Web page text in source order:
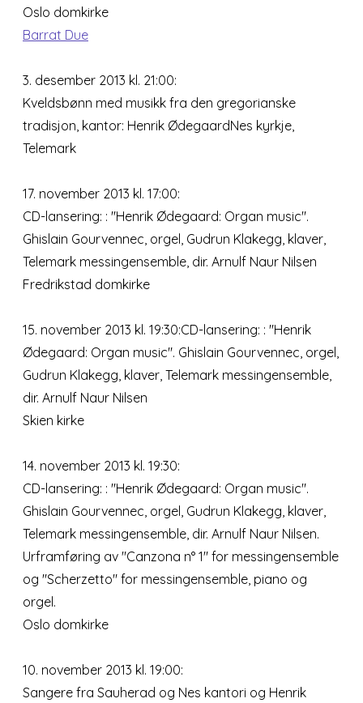
Oslo domkirke
Barrat Due
3. desember 2013 kl. 21:00:
Kveldsbønn med musikk fra den gregorianske
tradisjon, kantor: Henrik ØdegaardNes kyrkje,
Telemark
17. november 2013 kl. 17:00:
CD-lansering: : "Henrik Ødegaard: Organ music".
Ghislain Gourvennec, orgel, Gudrun Klakegg, klaver,
Telemark messingensemble, dir. Arnulf Naur Nilsen
Fredrikstad domkirke
15. november 2013 kl. 19:30:CD-lansering: : "Henrik
Ødegaard: Organ music". Ghislain Gourvennec, orgel,
Gudrun Klakegg, klaver, Telemark messingensemble,
dir. Arnulf Naur Nilsen
Skien kirke
14. november 2013 kl. 19:30:
CD-lansering: : "Henrik Ødegaard: Organ music".
Ghislain Gourvennec, orgel, Gudrun Klakegg, klaver,
Telemark messingensemble, dir. Arnulf Naur Nilsen.
Urframføring av "Canzona n° 1" for messingensemble
og "Scherzetto" for messingensemble, piano og
orgel.
Oslo domkirke
10. november 2013 kl. 19:00:
Sangere fra Sauherad og Nes kantori og Henrik